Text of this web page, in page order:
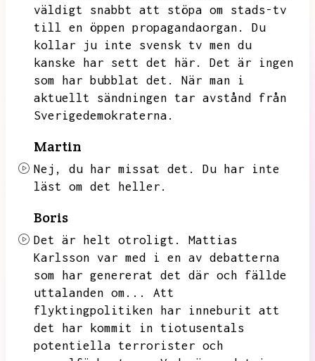
väldigt snabbt att stöpa om stads-tv
till en öppen propagandaorgan.
Du
kollar ju inte svensk tv men du
kanske har sett det här.
Det är ingen
som har bubblat det.
När man i
aktuellt sändningen tar avstånd från
Sverigedemokraterna.
Martin
Nej, du har missat det.
Du har inte
läst om det heller.
Boris
Det är helt otroligt.
Mattias
Karlsson var med i en av debatterna
som har genererat det där och fällde
uttalanden om...
Att
flyktingpolitiken har inneburit att
det har kommit in tiotusentals
potentiella terrorister och